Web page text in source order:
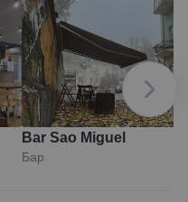
Bar Sao Miguel
Бар